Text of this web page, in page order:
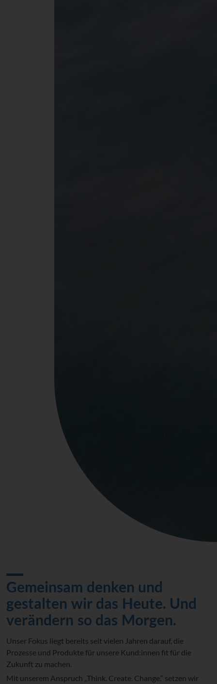
Gemeinsam denken und
gestalten wir das Heute. Und
verändern so das Morgen.
Unser Fokus liegt bereits seit vielen Jahren darauf, die
Prozesse und Produkte für unsere Kund:innen fit für die
Zukunft zu machen.
Mit unserem Anspruch „Think. Create. Change.“ setzen wir